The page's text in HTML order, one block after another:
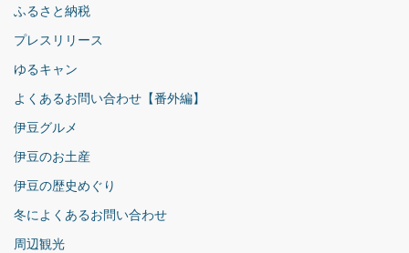
ふるさと納税
プレスリリース
ゆるキャン
よくあるお問い合わせ【番外編】
伊豆グルメ
伊豆のお土産
伊豆の歴史めぐり
冬によくあるお問い合わせ
周辺観光